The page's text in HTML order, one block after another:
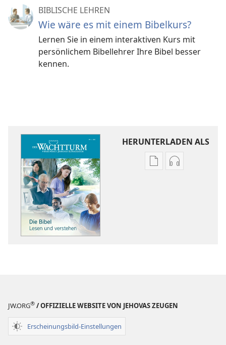
BIBLISCHE LEHREN
Wie wäre es mit einem Bibelkurs?
Lernen Sie in einem interaktiven Kurs mit
persönlichem Bibellehrer Ihre Bibel besser
kennen.
HERUNTERLADEN ALS
JW.ORG® / OFFIZIELLE WEBSITE VON JEHOVAS ZEUGEN
Erscheinungsbild-Einstellungen